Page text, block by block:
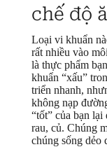
chế độ
Loại vi khuẩn
rất nhiều vào
là thực phẩm
khuẩn “xấu”
triển nhanh,
không nạp
“tốt” của bạn
rau, củ. Chúng
chúng sống dẻo